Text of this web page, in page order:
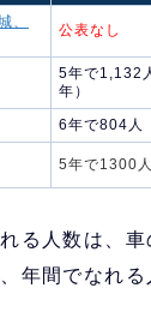
、
公表なし
5年で1,132
年）
6年で804人
5年で1300
る人数は、
年間でなれる